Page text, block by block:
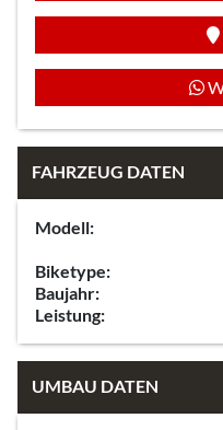
FAHRZEUG DATEN
Modell:
Biketype:
Baujahr:
Leistung:
UMBAU DATEN